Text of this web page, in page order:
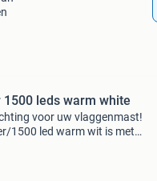
leds warm white
voor uw vlaggenmast!
1500 led warm wit is met